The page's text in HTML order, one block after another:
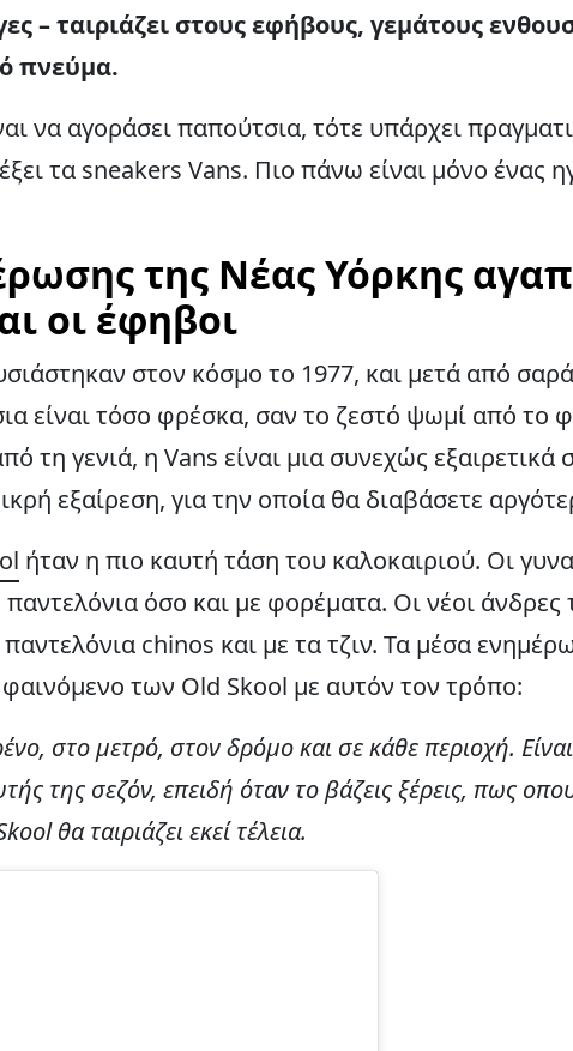
– ταιριάζει στους εφήβους, γεμάτους
πνεύμα.
να αγοράσει παπούτσια, τότε υπάρχει
τα sneakers Vans. Πιο πάνω είναι μόνο ένας
της Νέας Υόρκης
οι έφηβοι
στον κόσμο το 1977, και μετά από
είναι τόσο φρέσκα, σαν το ζεστό ψωμί από το
τη γενιά, η Vans είναι μια συνεχώς
εξαίρεση, για την οποία θα διαβάσετε
ήταν η πιο καυτή τάση του καλοκαιριού. Οι
όσο και με φορέματα. Οι νέοι άνδρες
chinos και με τα τζιν. Τα μέσα
των Old Skool με αυτόν τον τρόπο:
στο μετρό, στον δρόμο και σε κάθε περιοχή.
της σεζόν, επειδή όταν το βάζεις ξέρεις, πως
θα ταιριάζει εκεί τέλεια.